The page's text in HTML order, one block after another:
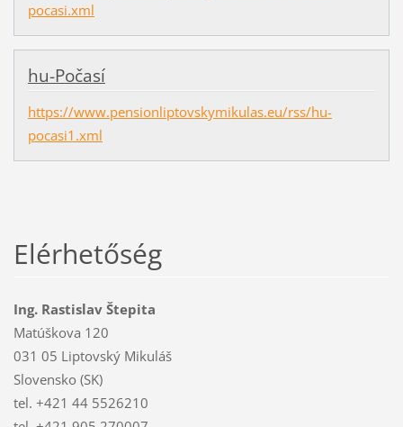
pocasi.xml
hu-Počasí
https://www.pensionliptovskymikulas.eu/rss/hu-
pocasi1.xml
Elérhetőség
Ing. Rastislav Štepita
Matúškova 120
031 05 Liptovský Mikuláš
Slovensko (SK)
tel. +421 44 5526210